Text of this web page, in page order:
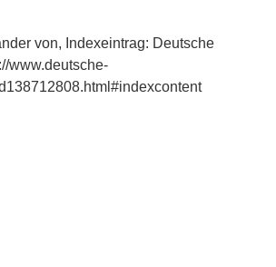
von, Indexeintrag: Deutsche
www.deutsche-